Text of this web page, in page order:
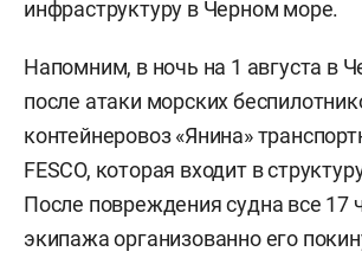
инфраструктуру в Черном море.
Напомним, в ночь на 1 августа в
после атаки морских
контейнеровоз «Янина»
FESCO, которая входит в
После повреждения судна все 17
экипажа организованно его